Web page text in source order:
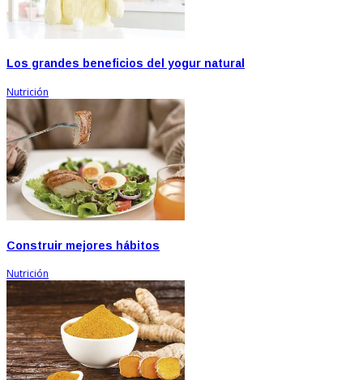
Los grandes beneficios del yogur natural
Nutrición
Construir mejores hábitos
Nutrición